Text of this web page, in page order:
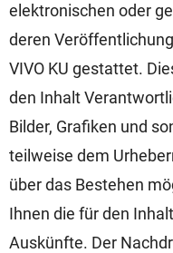
elektronischen oder
deren
VIVO KU gestattet.
den Inhalt
Bilder, Grafiken und
teilweise dem
über das Bestehen
Ihnen die für den
Auskünfte. Der